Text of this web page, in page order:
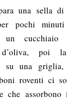
una sella
pochi
un
d’oliva, poi
su una
roventi ci
che